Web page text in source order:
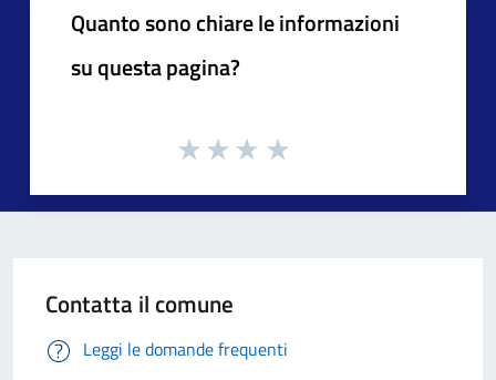
Quanto sono chiare le informazioni
su questa pagina?
Contatta il comune
Leggi le domande frequenti